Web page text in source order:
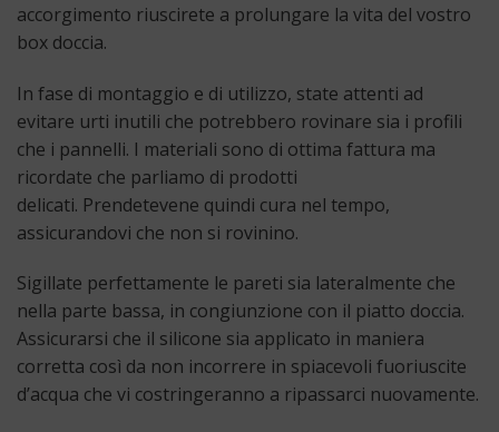
accorgimento riuscirete a prolungare la vita del vostro
box doccia.
In fase di montaggio e di utilizzo, state attenti ad
evitare urti inutili che potrebbero rovinare sia i profili
che i pannelli. I materiali sono di ottima fattura ma
ricordate che parliamo di prodotti
delicati. Prendetevene quindi cura nel tempo,
assicurandovi che non si rovinino.
Sigillate perfettamente le pareti sia lateralmente che
nella parte bassa, in congiunzione con il piatto doccia.
Assicurarsi che il silicone sia applicato in maniera
corretta così da non incorrere in spiacevoli fuoriuscite
d’acqua che vi costringeranno a ripassarci nuovamente.